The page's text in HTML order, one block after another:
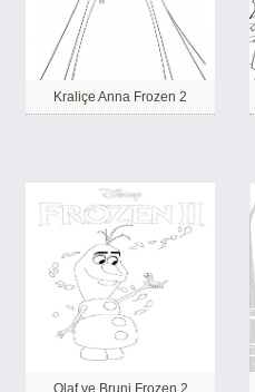
Kraliçe Anna Frozen 2